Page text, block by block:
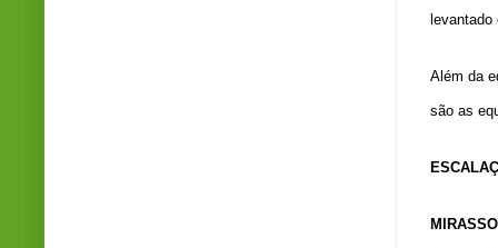
Além da
são as